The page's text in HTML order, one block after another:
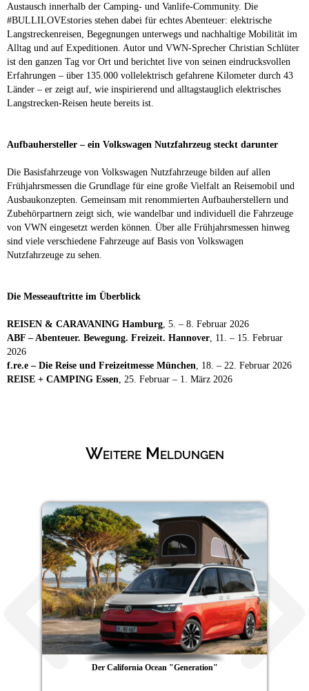
Austausch innerhalb der Camping- und Vanlife-Community. Die
#BULLILOVEstories stehen dabei für echtes Abenteuer: elektrische
Langstreckenreisen, Begegnungen unterwegs und nachhaltige Mobilität im
Alltag und auf Expeditionen. Autor und VWN-Sprecher Christian Schlüter
ist den ganzen Tag vor Ort und berichtet live von seinen eindrucksvollen
Erfahrungen – über 135.000 vollelektrisch gefahrene Kilometer durch 43
Länder – er zeigt auf, wie inspirierend und alltagstauglich elektrisches
Langstrecken-Reisen heute bereits ist.
Aufbauhersteller – ein Volkswagen Nutzfahrzeug steckt darunter
Die Basisfahrzeuge von Volkswagen Nutzfahrzeuge bilden auf allen
Frühjahrsmessen die Grundlage für eine große Vielfalt an Reisemobil und
Ausbaukonzepten. Gemeinsam mit renommierten Aufbauherstellern und
Zubehörpartnern zeigt sich, wie wandelbar und individuell die Fahrzeuge
von VWN eingesetzt werden können. Über alle Frühjahrsmessen hinweg
sind viele verschiedene Fahrzeuge auf Basis von Volkswagen
Nutzfahrzeuge zu sehen.
Die Messeauftritte im Überblick
REISEN & CARAVANING Hamburg , 5. – 8. Februar 2026
ABF – Abenteuer. Bewegung. Freizeit. Hannover , 11. – 15. Februar
2026
f.re.e – Die Reise und Freizeitmesse München , 18. – 22. Februar 2026
REISE + CAMPING Essen , 25. Februar – 1. März 2026
Weitere Meldungen
Der California Ocean "Generation"